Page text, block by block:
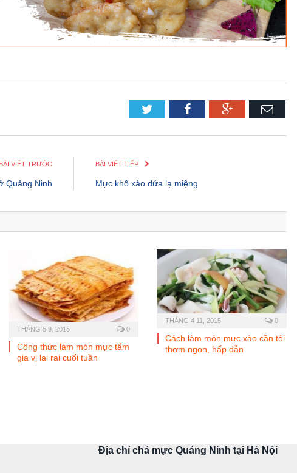
Twitter FacebookGoogle+Email
BÀI VIẾT TRƯỚC
Quảng Ninh
BÀI VIẾT TIẾP
Mực khô xào dứa lạ miệng
THÁNG 5 9, 2015 0
Công thức làm món mực tẩm
gia vị lai rai cuối tuần
THÁNG 4 11, 2015 0
Cách làm món mực xào cần tỏi
thơm ngon, hấp dẫn
Địa chỉ chả mực Quảng Ninh tại Hà Nội